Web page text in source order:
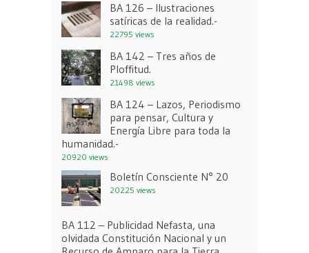
BA 126 – Ilustraciones
satíricas de la realidad.-
22795 views
BA 142 – Tres años de
Ploffitud.
21498 views
BA 124 – Lazos, Periodismo
para pensar, Cultura y
Energía Libre para toda la
humanidad.-
20920 views
Boletín Consciente N° 20
20225 views
BA 112 – Publicidad Nefasta, una
olvidada Constitución Nacional y un